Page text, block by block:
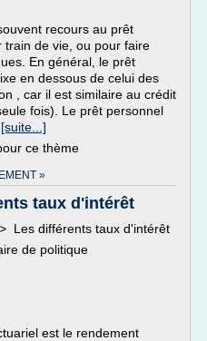
recours au prêt
train de vie, ou pour faire
En général, le prêt
en dessous de celui des
, car il est similaire au crédit
fois). Le prêt personnel
[suite...]
ce thème
»
taux d'intérêt
différents taux d'intérêt
de politique
est le rendement